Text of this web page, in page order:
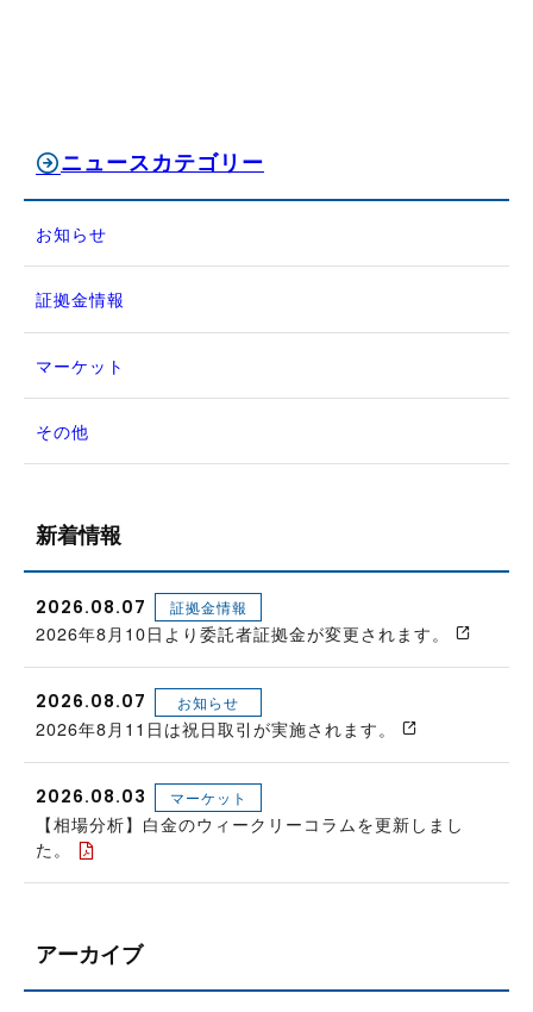
ニュースカテゴリー
お知らせ
証拠金情報
マーケット
その他
新着情報
2026.08.07 証拠金情報
2026年8月10日より委託者証拠金が変更されます。
2026.08.07 お知らせ
2026年8月11日は祝日取引が実施されます。
2026.08.03 マーケット
【相場分析】白金のウィークリーコラムを更新しまし
た。
アーカイブ